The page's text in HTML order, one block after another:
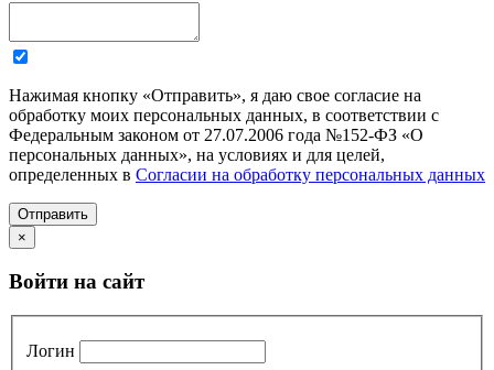
Нажимая кнопку «Отправить», я даю свое согласие на
обработку моих персональных данных, в соответствии с
Федеральным законом от 27.07.2006 года №152-ФЗ «О
персональных данных», на условиях и для целей,
определенных в Согласии на обработку персональных данных
Отправить
×
Войти на сайт
Логин